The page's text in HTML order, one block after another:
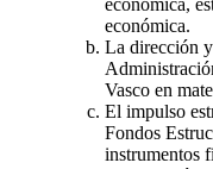
económica,
económica.
La dirección
Vasco en
El impulso
Fondos
instrumentos